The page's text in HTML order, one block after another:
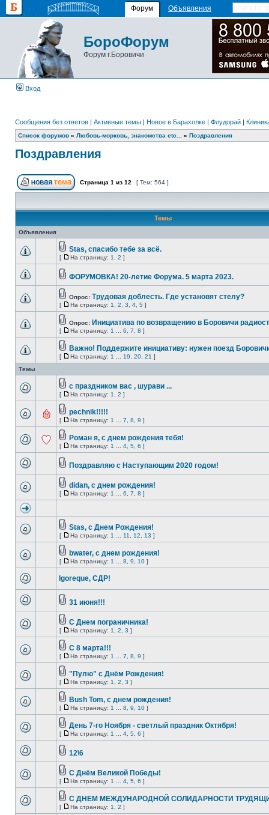
Форум Объявления
БороФорум
Форум г.Боровичи
Вход
Сообщения без ответов | Активные темы | Новое в Барахолке | Флудорай |
Список форумов » Любовь-морковь, знакомства etc... » Поздравления
Поздравления
Страница 1 из 12 [ Тем: 564 ]
Темы
Объявления
Stas, спасибо тебе за всё.
[ На страницу: 1 2 ]
ФОРУМОВКА! 20-летие Форума. 5 марта 2023.
Опрос: Трудовая доблесть. Где установят стелу?
[ На страницу: 1 2 3 4 5 ]
Опрос: Инициатива по возвращению в Боровичи
[ На страницу: 1 6 7 8 ]
Важно! Поддержите инициативу: нужен поезд
[ На страницу: 1 19 20 21 ]
Темы
с праздником вас , шурави ...
[ На страницу: 1 2 ]
pechnik!!!!!
[ На страницу: 1 7 8 9 ]
Роман я, с днем рождения тебя!
[ На страницу: 1 4 5 6 ]
Поздравляю с Наступающим 2020 годом!
didan, с днем рождения!
[ На страницу: 1 6 7 8 ]
Stas, с Днем Рождения!
[ На страницу: 1 11 12 13 ]
bwater, с днем рождения!
[ На страницу: 1 8 9 10 ]
Igoreque, СДР!
31 июня!!!
С Днем пограничника!
[ На страницу: 1 2 3 ]
C 8 марта!!!
[ На страницу: 1 7 8 9 ]
"Пулю" с Днём Рождения!
[ На страницу: 1 2 3 ]
Bush Tom, с днем рождения!
[ На страницу: 1 8 9 10 ]
День 7-го Ноября - светлый праздник Октября!
[ На страницу: 1 4 5 6 ]
12\6
С Днём Великой Победы!
[ На страницу: 1 4 5 6 ]
С ДНЕМ МЕЖДУНАРОДНОЙ СОЛИДАРНОСТИ
[ На страницу: 1 2 ]